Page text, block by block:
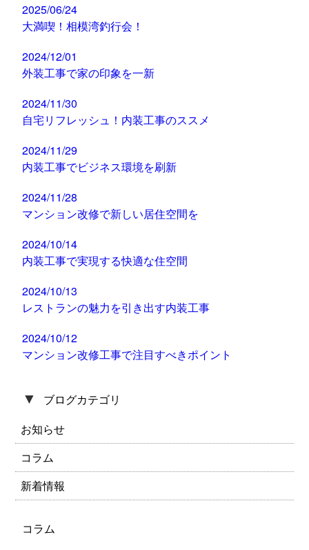
2025/06/24
大満喫！相模湾釣行会！
2024/12/01
外装工事で家の印象を一新
2024/11/30
自宅リフレッシュ！内装工事のススメ
2024/11/29
内装工事でビジネス環境を刷新
2024/11/28
マンション改修で新しい居住空間を
2024/10/14
内装工事で実現する快適な住空間
2024/10/13
レストランの魅力を引き出す内装工事
2024/10/12
マンション改修工事で注目すべきポイント
▼ ブログカテゴリ
お知らせ
コラム
新着情報
コラム